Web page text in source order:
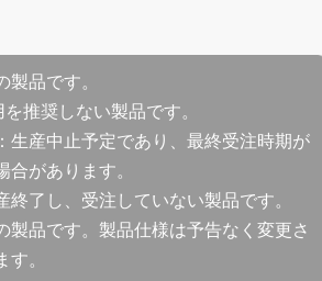
品です。
推奨しない製品です。
生産中止予定であり、最終受注時期が
があります。
終了し、受注していない製品です。
製品です。製品仕様は予告なく変更さ
。